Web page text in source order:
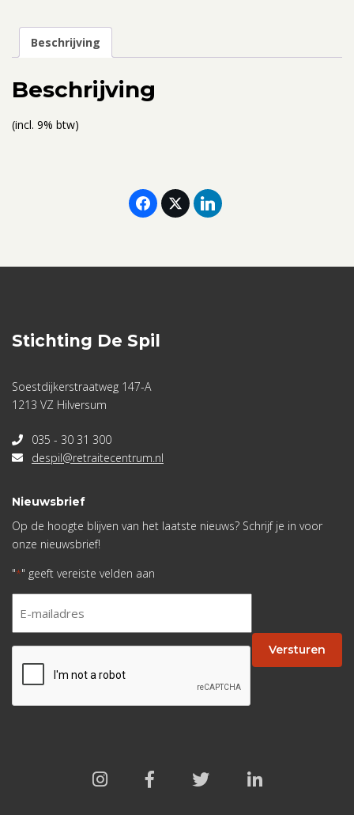
aantal
Beschrijving
Beschrijving
(incl. 9% btw)
Stichting De Spil
Soestdijkerstraatweg 147-A
1213 VZ Hilversum
035 - 30 31 300
despil@retraitecentrum.nl
Nieuwsbrief
Op de hoogte blijven van het laatste nieuws? Schrijf je in voor
onze nieuwsbrief!
"*" geeft vereiste velden aan
* Versturen